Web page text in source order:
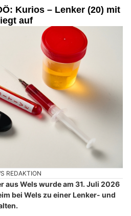
Kurios – Lenker (20) mit
auf
REDAKTION
Wels wurde am 31. Juli 2026
bei Wels zu einer Lenker- und